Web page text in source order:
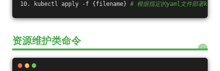
10. kubectl apply -f {filename} # 根据指定的yaml文件部署
资源维护类命令